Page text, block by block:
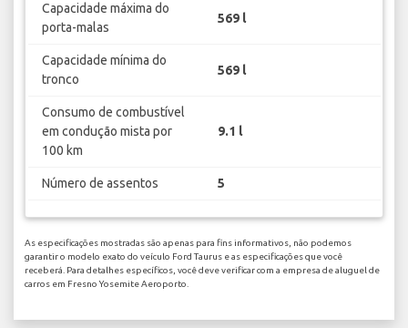
Capacidade máxima do
porta-malas
569 l
Capacidade mínima do
tronco
569 l
Consumo de combustível
em condução mista por
100 km
9.1 l
Número de assentos 5
As especificações mostradas são apenas para fins informativos, não podemos
garantir o modelo exato do veículo Ford Taurus e as especificações que você
receberá. Para detalhes específicos, você deve verificar com a empresa de aluguel de
carros em Fresno Yosemite Aeroporto.